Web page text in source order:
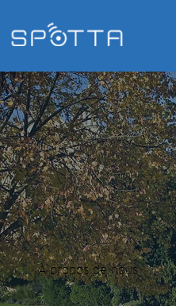
À propos de nous